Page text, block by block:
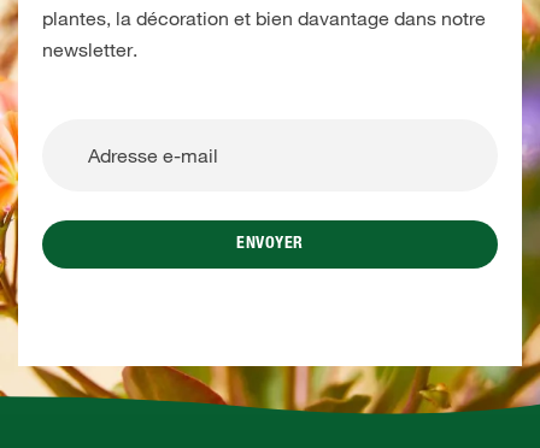
plantes, la décoration et bien davantage dans notre
newsletter.
ENVOYER